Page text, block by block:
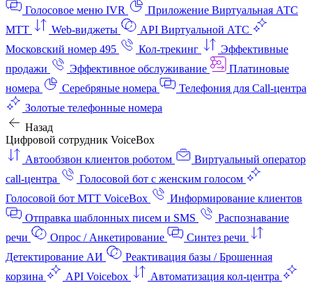
Голосовое меню IVR
Приложение Виртуальная АТС
МТТ
Web-виджеты
API Виртуальной АТС
Московский номер 495
Кол-трекинг
Эффективные
продажи
Эффективное обслуживание
Платиновые
номера
Серебряные номера
Телефония для Call-центра
Золотые телефонные номера
Назад
Цифровой сотрудник VoiceBox
Автообзвон клиентов роботом
Виртуальный оператор
call-центра
Голосовой бот с женским голосом
Голосовой бот МТТ VoiceBox
Информирование клиентов
Отправка шаблонных писем и SMS
Распознавание
речи
Опрос / Анкетирование
Синтез речи
Детектирование АИ
Реактивация базы / Брошенная
корзина
API Voicebox
Автоматизация кол‑центра